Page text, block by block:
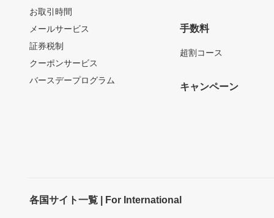
お取引時間
メールサービス
証券税制
クーポンサービス
バースデープログラム
手数料
超割コース
キャンペーン
各国サイト一覧 | For International